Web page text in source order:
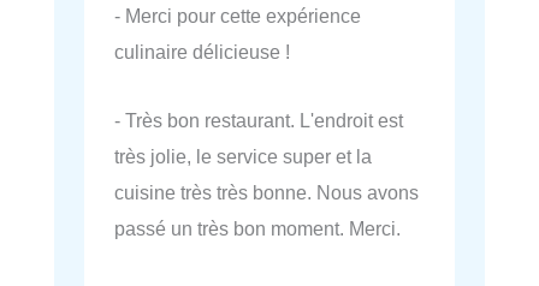
- Merci pour cette expérience
culinaire délicieuse !
- Très bon restaurant. L'endroit est
très jolie, le service super et la
cuisine très très bonne. Nous avons
passé un très bon moment. Merci.